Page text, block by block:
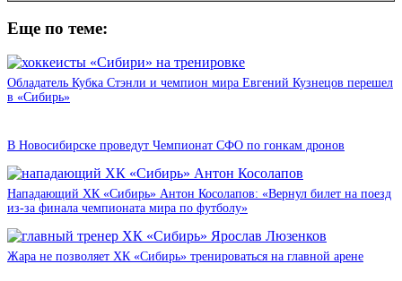
Еще по теме:
Обладатель Кубка Стэнли и чемпион мира Евгений Кузнецов перешел
в «Сибирь»
В Новосибирске проведут Чемпионат СФО по гонкам дронов
Нападающий ХК «Сибирь» Антон Косолапов: «Вернул билет на поезд
из-за финала чемпионата мира по футболу»
Жара не позволяет ХК «Сибирь» тренироваться на главной арене